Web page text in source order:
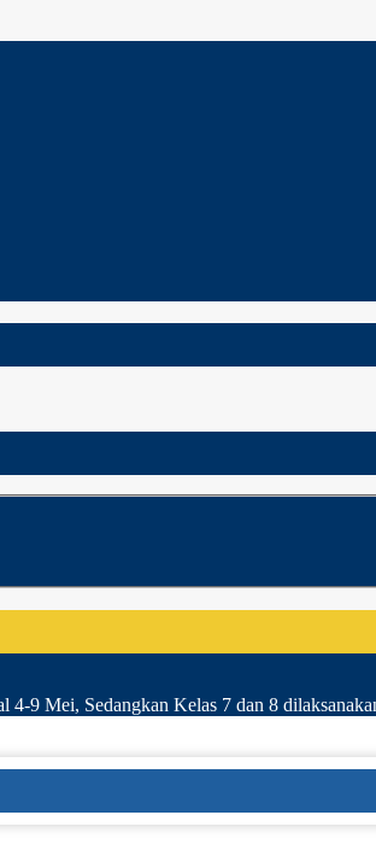
9 Mei, Sedangkan Kelas 7 dan 8